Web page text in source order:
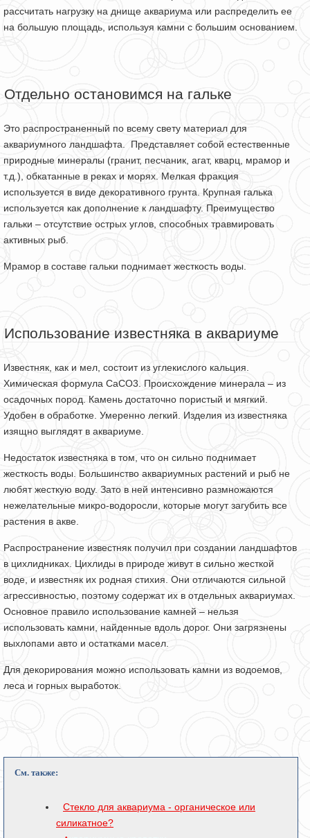
рассчитать нагрузку на днище аквариума или распределить ее
на большую площадь, используя камни с большим основанием.
Отдельно остановимся на гальке
Это распространенный по всему свету материал для
аквариумного ландшафта. Представляет собой естественные
природные минералы (гранит, песчаник, агат, кварц, мрамор и
т.д.), обкатанные в реках и морях. Мелкая фракция
используется в виде декоративного грунта. Крупная галька
используется как дополнение к ландшафту. Преимущество
гальки – отсутствие острых углов, способных травмировать
активных рыб.
Мрамор в составе гальки поднимает жесткость воды.
Использование известняка в аквариуме
Известняк, как и мел, состоит из углекислого кальция.
Химическая формула CaCO3. Происхождение минерала – из
осадочных пород. Камень достаточно пористый и мягкий.
Удобен в обработке. Умеренно легкий. Изделия из известняка
изящно выглядят в аквариуме.
Недостаток известняка в том, что он сильно поднимает
жесткость воды. Большинство аквариумных растений и рыб не
любят жесткую воду. Зато в ней интенсивно размножаются
нежелательные микро-водоросли, которые могут загубить все
растения в акве.
Распространение известняк получил при создании ландшафтов
в цихлидниках. Цихлиды в природе живут в сильно жесткой
воде, и известняк их родная стихия. Они отличаются сильной
агрессивностью, поэтому содержат их в отдельных аквариумах.
Основное правило использование камней – нельзя
использовать камни, найденные вдоль дорог. Они загрязнены
выхлопами авто и остатками масел.
Для декорирования можно использовать камни из водоемов,
леса и горных выработок.
См. также:
Стекло для аквариума - органическое или
силикатное?